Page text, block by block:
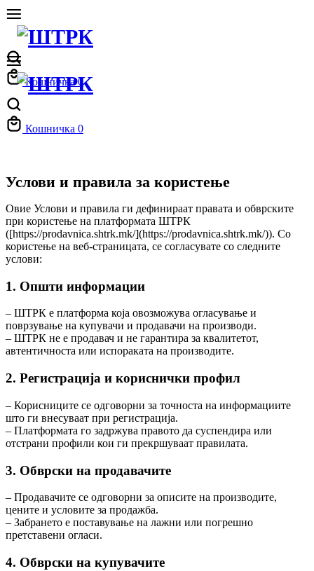
Кошничка 0
Кошничка 0
Услови и правила за користење
Овие Услови и правила ги дефинираат правата и обврските
при користење на платформата ШТРК
([https://prodavnica.shtrk.mk/](https://prodavnica.shtrk.mk/)). Со
користење на веб-страницата, се согласувате со следните
услови:
1. Општи информации
– ШТРК е платформа која овозможува огласување и
поврзување на купувачи и продавачи на производи.
– ШТРК не е продавач и не гарантира за квалитетот,
автентичноста или испораката на производите.
2. Регистрација и кориснички профил
– Корисниците се одговорни за точноста на информациите
што ги внесуваат при регистрација.
– Платформата го задржува правото да суспендира или
отстрани профили кои ги прекршуваат правилата.
3. Обврски на продавачите
– Продавачите се одговорни за описите на производите,
цените и условите за продажба.
– Забрането е поставување на лажни или погрешно
претставени огласи.
4. Обврски на купувачите